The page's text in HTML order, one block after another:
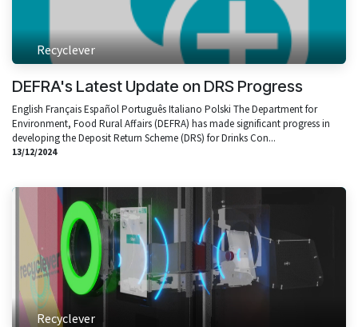
Recyclever
DEFRA's Latest Update on DRS Progress
English Français Español Português Italiano Polski The Department for
Environment, Food Rural Affairs (DEFRA) has made significant progress in
developing the Deposit Return Scheme (DRS) for Drinks Con...
13/12/2024
Recyclever